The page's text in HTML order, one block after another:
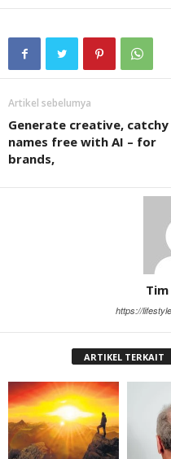
Artikel sebelumya
Generate creative, catchy
names free with AI – for
brands,
https://
ARTIKEL TERKAIT